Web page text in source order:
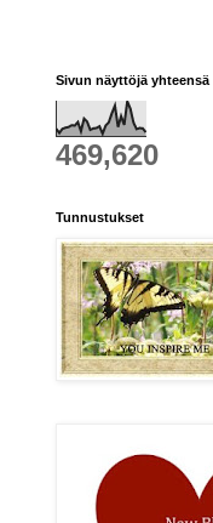
Sivun näyttöjä yhteensä
469,620
Tunnustukset